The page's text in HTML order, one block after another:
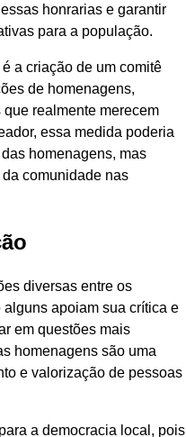
honrarias e garantir
para a população.
a criação de um comitê
de homenagens,
realmente merecem
essa medida poderia
homenagens, mas
comunidade nas
diversas entre os
apoiam sua crítica e
em questões mais
homenagens são uma
e valorização de pessoas
a democracia local, pois